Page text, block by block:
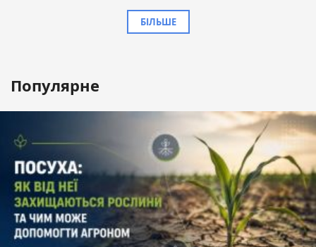
БІЛЬШЕ
Популярне